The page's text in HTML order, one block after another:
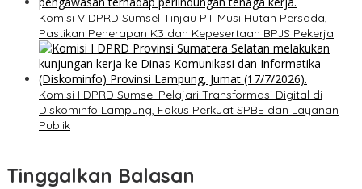
Komisi V DPRD Sumsel Tinjau PT Musi Hutan Persada,
Pastikan Penerapan K3 dan Kepesertaan BPJS Pekerja
Komisi I DPRD Sumsel Pelajari Transformasi Digital di
Diskominfo Lampung, Fokus Perkuat SPBE dan Layanan
Publik
Tinggalkan Balasan